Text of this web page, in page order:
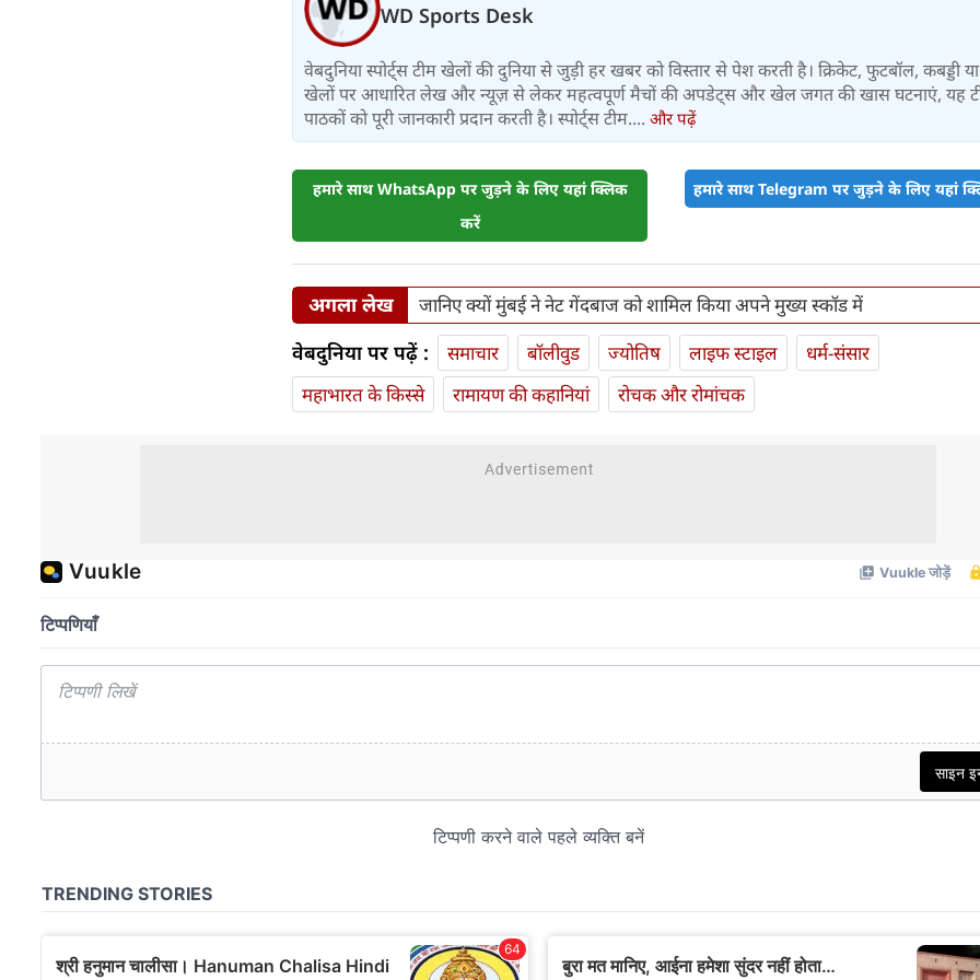
WD Sports Desk
वेबदुनिया स्पोर्ट्स टीम खेलों की दुनिया से जुड़ी हर खबर को विस्तार से पेश करती है। क्रिकेट, फुटबॉल, कबड्डी
खेलों पर आधारित लेख और न्यूज़ से लेकर महत्वपूर्ण मैचों की अपडेट्स और खेल जगत की खास घटनाएं, यह
पाठकों को पूरी जानकारी प्रदान करती है। स्पोर्ट्स टीम.... और पढ़ें
हमारे साथ WhatsApp पर जुड़ने के लिए यहां क्लिक
करें
हमारे साथ Telegram पर जुड़ने के लिए यहां
अगला लेख जानिए क्यों मुंबई ने नेट गेंदबाज को शामिल किया अपने मुख्य स्कॉड में
वेबदुनिया पर पढ़ें : समाचार बॉलीवुड ज्योतिष लाइफ स्‍टाइल
धर्म-संसार
महाभारत के किस्से
रामायण की कहानियां रोचक और रोमांचक